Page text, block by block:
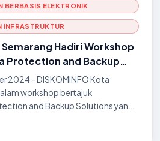
BERBASIS ELEKTRONIK
INFRASTRUKTUR
Semarang Hadiri Workshop
Protection and Backup
2024 - DISKOMINFO Kota
workshop bertajuk
and Backup Solutions yang
untuk membahas strat